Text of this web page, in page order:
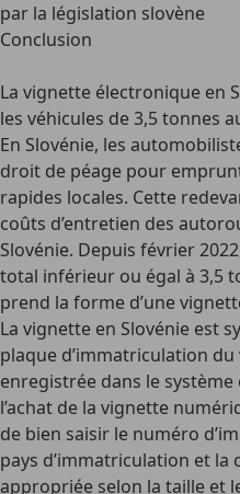
par la législation slovène
Conclusion
La vignette électronique en
les véhicules de 3,5 tonnes
En Slovénie, les
droit de péage pour
rapides locales. Cette
coûts d’entretien des
Slovénie. Depuis février
total inférieur ou égal à 3,5
prend la forme d’une
La vignette en Slovénie est
plaque d’immatriculation
enregistrée dans le
l’achat de la vignette
de bien saisir le numéro
pays d’immatriculation et
appropriée selon la taille et